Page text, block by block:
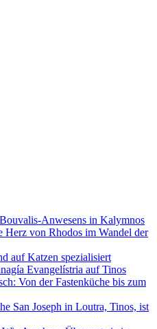
Anwesens in Kalymnos
Herz von Rhodos im Wandel der
auf Katzen spezialisiert
Evangelístria auf Tinos
Von der Fastenküche bis zum
San Joseph in Loutra, Tinos, ist